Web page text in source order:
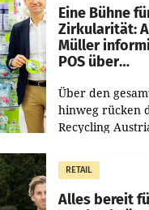
dem
Eine Bühne
Zirkularität:
Müller
POS über
Über den
hinweg rücken
Recycling
Müller die
Helden“ in allen
RETAIL
Alles bereit